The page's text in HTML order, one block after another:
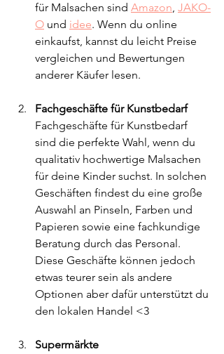
für Malsachen sind Amazon, JAKO-
O und idee. Wenn du online
einkaufst, kannst du leicht Preise
vergleichen und Bewertungen
anderer Käufer lesen.
Fachgeschäfte für Kunstbedarf
Fachgeschäfte für Kunstbedarf
sind die perfekte Wahl, wenn du
qualitativ hochwertige Malsachen
für deine Kinder suchst. In solchen
Geschäften findest du eine große
Auswahl an Pinseln, Farben und
Papieren sowie eine fachkundige
Beratung durch das Personal.
Diese Geschäfte können jedoch
etwas teurer sein als andere
Optionen aber dafür unterstützt du
den lokalen Handel <3
Supermärkte